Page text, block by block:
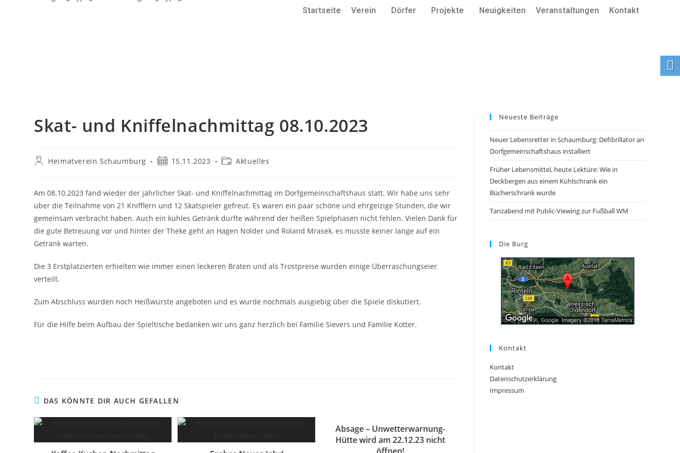
Startseite Verein Dörfer Projekte Neuigkeiten Veranstaltungen Kontakt
Skat- und Kniffelnachmittag 08.10.2023
Heimatverein Schaumburg 15.11.2023 Aktuelles
Am 08.10.2023 fand wieder der jährlicher Skat- und Kniffelnachmittag im Dorfgemeinschaftshaus statt. Wir habe uns sehr
über die Teilnahme von 21 Knifflern und 12 Skatspieler gefreut. Es waren ein paar schöne und ehrgeizige Stunden, die wir
gemeinsam verbracht haben. Auch ein kühles Getränk durfte während der heißen Spielphasen nicht fehlen. Vielen Dank für
die gute Betreuung vor und hinter der Theke geht an Hagen Nolder und Roland Mrasek, es musste keiner lange auf ein
Getränk warten.
Die 3 Erstplatzierten erhielten wie immer einen leckeren Braten und als Trostpreise wurden einige Überraschungseier
verteilt.
Zum Abschluss wurden noch Heißwürste angeboten und es wurde nochmals ausgiebig über die Spiele diskutiert.
Für die Hilfe beim Aufbau der Spieltische bedanken wir uns ganz herzlich bei Familie Sievers und Familie Kotter.
DAS KÖNNTE DIR AUCH GEFALLEN
Absage – Unwetterwarnung-
Hütte wird am 22.12.23 nicht
Neueste Beiträge
Neuer Lebensretter in Schaumburg: Defibrillator an
Dorfgemeinschaftshaus installiert
Früher Lebensmittel, heute Lektüre: Wie in
Deckbergen aus einem Kühlschrank ein
Bücherschrank wurde
Tanzabend mit Public-Viewing zur Fußball WM
Die Burg
Kontakt
Kontakt
Datenschutzerklärung
Impressum